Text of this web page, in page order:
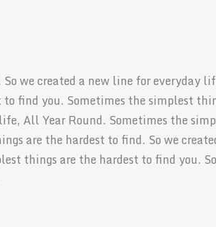
we created a new line for everyday
find you. Sometimes the simplest
All Year Round. Sometimes the
are the hardest to find. So we
things are the hardest to find you.